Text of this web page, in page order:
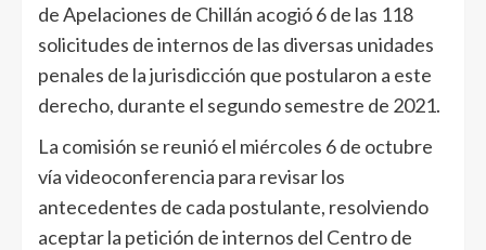
de Apelaciones de Chillán acogió 6 de las 118
solicitudes de internos de las diversas unidades
penales de la jurisdicción que postularon a este
derecho, durante el segundo semestre de 2021.
La comisión se reunió el miércoles 6 de octubre
vía videoconferencia para revisar los
antecedentes de cada postulante, resolviendo
aceptar la petición de internos del Centro de